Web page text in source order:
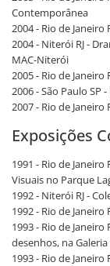
Contemporânea
2004 - Rio de Janeiro
2004 - Niterói RJ -
MAC-Niterói
2005 - Rio de
2006 - São Paulo SP
2007 - Rio de
Exposições
1991 - Rio de Janeiro
Visuais no Parque
1992 - Niterói RJ -
1992 - Rio de Janeiro
1993 - Rio de
desenhos, na
1993 - Rio de Janeiro